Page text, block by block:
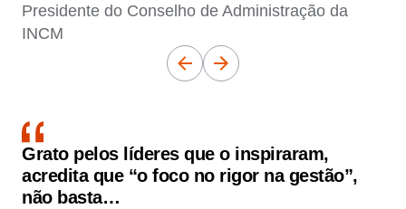
Presidente do Conselho de Administração da
INCM
Grato pelos líderes que o inspiraram,
acredita que “o foco no rigor na gestão”,
não basta…